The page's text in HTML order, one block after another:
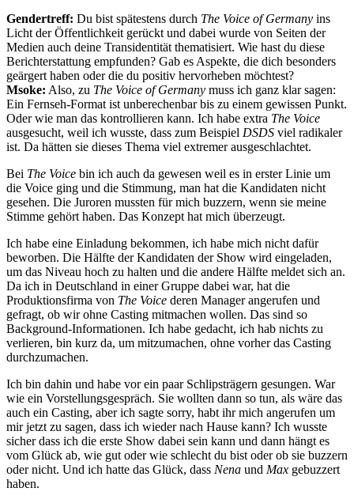
Gendertreff: Du bist spätestens durch The Voice of Germany ins
Licht der Öffentlichkeit gerückt und dabei wurde von Seiten der
Medien auch deine Transidentität thematisiert. Wie hast du diese
Berichterstattung empfunden? Gab es Aspekte, die dich besonders
geärgert haben oder die du positiv hervorheben möchtest?
Msoke: Also, zu The Voice of Germany muss ich ganz klar sagen:
Ein Fernseh-Format ist unberechenbar bis zu einem gewissen Punkt.
Oder wie man das kontrollieren kann. Ich habe extra The Voice
ausgesucht, weil ich wusste, dass zum Beispiel DSDS viel radikaler
ist. Da hätten sie dieses Thema viel extremer ausgeschlachtet.
Bei The Voice bin ich auch da gewesen weil es in erster Linie um
die Voice ging und die Stimmung, man hat die Kandidaten nicht
gesehen. Die Juroren mussten für mich buzzern, wenn sie meine
Stimme gehört haben. Das Konzept hat mich überzeugt.
Ich habe eine Einladung bekommen, ich habe mich nicht dafür
beworben. Die Hälfte der Kandidaten der Show wird eingeladen,
um das Niveau hoch zu halten und die andere Hälfte meldet sich an.
Da ich in Deutschland in einer Gruppe dabei war, hat die
Produktionsfirma von The Voice deren Manager angerufen und
gefragt, ob wir ohne Casting mitmachen wollen. Das sind so
Background-Informationen. Ich habe gedacht, ich hab nichts zu
verlieren, bin kurz da, um mitzumachen, ohne vorher das Casting
durchzumachen.
Ich bin dahin und habe vor ein paar Schlipsträgern gesungen. War
wie ein Vorstellungsgespräch. Sie wollten dann so tun, als wäre das
auch ein Casting, aber ich sagte sorry, habt ihr mich angerufen um
mir jetzt zu sagen, dass ich wieder nach Hause kann? Ich wusste
sicher dass ich die erste Show dabei sein kann und dann hängt es
vom Glück ab, wie gut oder wie schlecht du bist oder ob sie buzzern
oder nicht. Und ich hatte das Glück, dass Nena und Max gebuzzert
haben.